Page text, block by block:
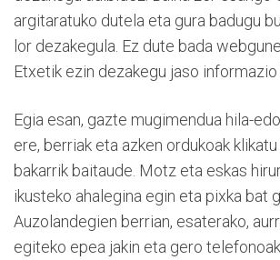
argitaratuko dutela eta gura badugu
lor dezakegula. Ez dute bada
Etxetik ezin dezakegu jaso informazio
Egia esan, gazte mugimendua hila-
ere, berriak eta azken ordukoak
bakarrik baitaude. Motz eta eskas
ikusteko ahalegina egin eta pixka bat
Auzolandegien berrian, esaterako,
egiteko epea jakin eta gero